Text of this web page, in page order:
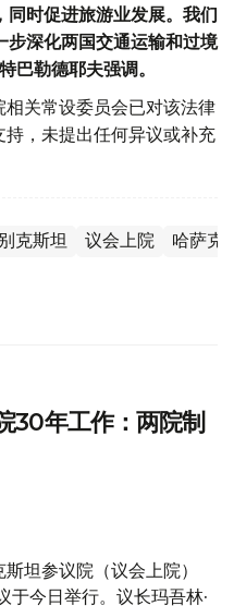
同时促进旅游业发展。我们
步深化两国交通运输和过境
巴勒德耶夫强调。
关常设委员会已对该法律
，未提出任何异议或补充
克斯坦 议会上院 哈萨克
30年工作：两院制
坦参议院（议会上院）
今日举行。议长玛吾林·